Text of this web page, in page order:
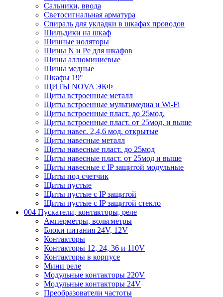
Сальники, ввода
Светосигнальная арматура
Спираль для укладки в шкафах проводов
Шильдики на шкаф
Шинные иоляторы
Шины N и Pe для шкафов
Шины аллюминиевые
Шины медные
Шкафы 19"
ЩИТЫ NOVA ЭКФ
Щиты встроенные металл
Щиты встроенные мультимедиа и Wi-Fi
Щиты встроенные пласт. до 25мод.
Щиты встроенные пласт. от 25мод. и выше
Щиты навес. 2,4,6 мод. открытые
Щиты навесные металл
Щиты навесные пласт. до 25мод
Щиты навесные пласт. от 25мод и выше
Щиты навесные с IP защитой модульные
Щиты под счетчик
Щиты пустые
Щиты пустые с IP защитой
Щиты пустые с IP защитой стекло
004 Пускатели, контакторы, реле
Амперметры, вольтметры
Блоки питания 24V, 12V
Контакторы
Контакторы 12, 24, 36 и 110V
Контакторы в корпусе
Мини реле
Модульные контакторы 220V
Модульные контакторы 24V
Преобразователи частоты